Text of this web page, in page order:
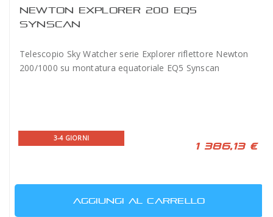
NEWTON EXPLORER 200 EQ5
SYNSCAN
Telescopio Sky Watcher serie Explorer riflettore Newton
200/1000 su montatura equatoriale EQ5 Synscan
3-4 GIORNI
1 386,13 €
AGGIUNGI AL CARRELLO